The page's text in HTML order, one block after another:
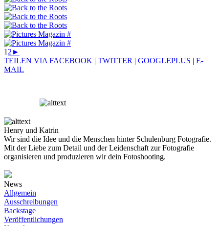
1 2 ►
TEILEN VIA FACEBOOK | TWITTER | GOOGLEPLUS | E-
MAIL
Henry und Katrin
Wir sind die Idee und die Menschen hinter Schulenburg Fotografie.
Mit der Liebe zum Detail und der Leidenschaft zur Fotografie
organisieren und produzieren wir dein Fotoshooting.
News
Allgemein
Ausschreibungen
Backstage
Veröffentlichungen